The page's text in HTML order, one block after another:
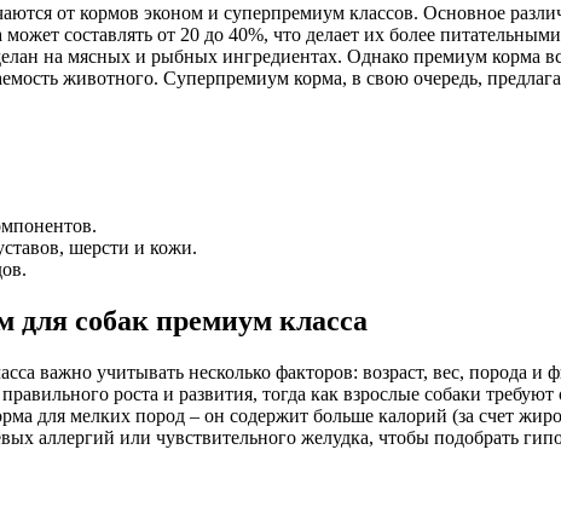
от кормов эконом и суперпремиум классов. Основное
составлять от 20 до 40%, что делает их более
на мясных и рыбных ингредиентах. Однако премиум корма
животного. Суперпремиум корма, в свою очередь,
шерсти и кожи.
для собак премиум класса
важно учитывать несколько факторов: возраст, вес, порода
роста и развития, тогда как взрослые собаки
для мелких пород – он содержит больше калорий (за счет
аллергий или чувствительного желудка, чтобы подобрать